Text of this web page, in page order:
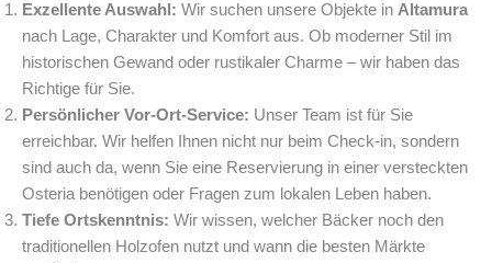
Exzellente Auswahl: Wir suchen unsere Objekte in Altamura
nach Lage, Charakter und Komfort aus. Ob moderner Stil im
historischen Gewand oder rustikaler Charme – wir haben das
Richtige für Sie.
Persönlicher Vor-Ort-Service: Unser Team ist für Sie
erreichbar. Wir helfen Ihnen nicht nur beim Check-in, sondern
sind auch da, wenn Sie eine Reservierung in einer versteckten
Osteria benötigen oder Fragen zum lokalen Leben haben.
Tiefe Ortskenntnis: Wir wissen, welcher Bäcker noch den
traditionellen Holzofen nutzt und wann die besten Märkte